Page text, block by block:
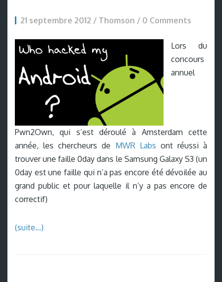
21 septembre 2012 / Thomson / 0 Comments
Lors du
concours
annuel
Pwn2Own, qui s’est déroulé à Amsterdam cette
année, les chercheurs de MWR Labs ont réussi à
trouver une faille 0day dans le Samsung Galaxy S3 (un
0day est une faille qui n’a pas encore été dévoilée au
grand public et pour laquelle il n’y a pas encore de
correctif)
(suite…)